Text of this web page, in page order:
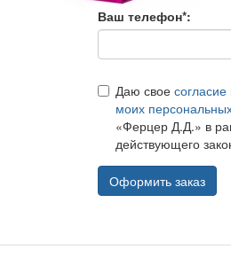
Ваш телефон*:
Даю свое
моих
«Ферцер Д.Д.» в
действующего
Оформить заказ